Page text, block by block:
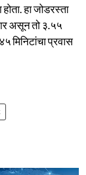
हा जोडरस्ता
असून तो ३.५५
मिनिटांचा प्रवास